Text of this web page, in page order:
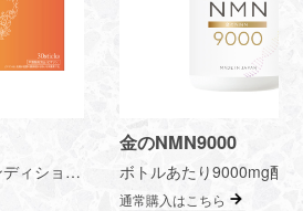
女性の乱れやすいコンディションに合わせて作られた2種類のゼリー。 おいしく食べやすいので毎日続けやすく、効率的に女性らしい魅力UP！
金のNMN9000
通常購入はこちら